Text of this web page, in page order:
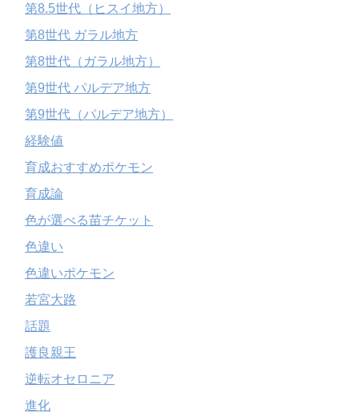
第8.5世代（ヒスイ地方）
第8世代 ガラル地方
第8世代（ガラル地方）
第9世代 パルデア地方
第9世代（パルデア地方）
経験値
育成おすすめポケモン
育成論
色が選べる苗チケット
色違い
色違いポケモン
若宮大路
話題
護良親王
逆転オセロニア
進化